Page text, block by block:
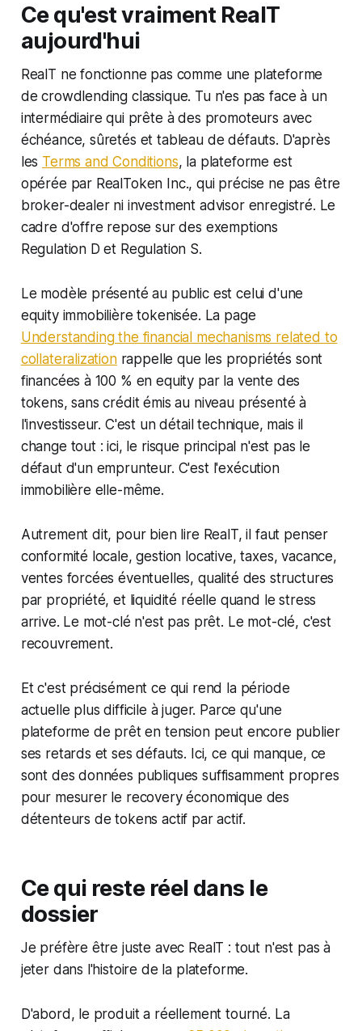
Ce qu'est vraiment RealT
aujourd'hui
RealT ne fonctionne pas comme une plateforme
de crowdlending classique. Tu n'es pas face à un
intermédiaire qui prête à des promoteurs avec
échéance, sûretés et tableau de défauts. D'après
les Terms and Conditions, la plateforme est
opérée par RealToken Inc., qui précise ne pas être
broker-dealer ni investment advisor enregistré. Le
cadre d'offre repose sur des exemptions
Regulation D et Regulation S.
Le modèle présenté au public est celui d'une
equity immobilière tokenisée. La page
Understanding the financial mechanisms related to
collateralizationrappelle que les propriétés sont
financées à 100 % en equity par la vente des
tokens, sans crédit émis au niveau présenté à
l'investisseur. C'est un détail technique, mais il
change tout : ici, le risque principal n'est pas le
défaut d'un emprunteur. C'est l'exécution
immobilière elle-même.
Autrement dit, pour bien lire RealT, il faut penser
conformité locale, gestion locative, taxes, vacance,
ventes forcées éventuelles, qualité des structures
par propriété, et liquidité réelle quand le stress
arrive. Le mot-clé n'est pas prêt. Le mot-clé, c'est
recouvrement.
Et c'est précisément ce qui rend la période
actuelle plus difficile à juger. Parce qu'une
plateforme de prêt en tension peut encore publier
ses retards et ses défauts. Ici, ce qui manque, ce
sont des données publiques suffisamment propres
pour mesurer le recovery économique des
détenteurs de tokens actif par actif.
Ce qui reste réel dans le
dossier
Je préfère être juste avec RealT : tout n'est pas à
jeter dans l'histoire de la plateforme.
D'abord, le produit a réellement tourné. La